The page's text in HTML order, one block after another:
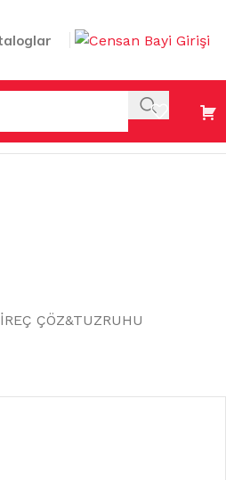
ÇÖZ&TUZRUHU